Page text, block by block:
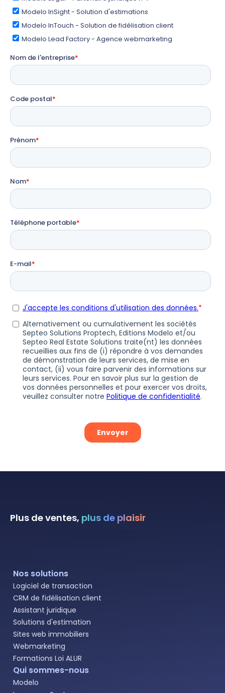
Plus de ventes, plus de plaisir
Nos solutions
Logiciel de transaction
CRM de fidélisation client
Assistant juridique
Solutions d'estimation
Sites web immobiliers
Webmarketing
Formations Loi ALUR
Qui sommes-nous
Modelo